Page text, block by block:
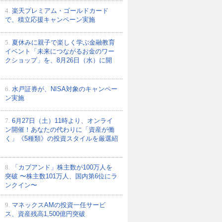
4. 楽天プレミアム・ゴールドカード
で、積立応援キャンペーン実施
5. 夏休みに親子で楽しく学ぶ金融教育
イベント「未来につながるお金のワー
クショップ」を、8月26日（水）に開
6. 水戸証券が、NISA対象のキャンペー
ン実施
7. 6月27日（土）11時より、オンライ
ン開催！あなたの代わりに「資産が働
く」《5種類》の投資スタイルを厳選紹
8.
「カブアンド」株主数が100万人を
突破 〜株主数101万人、国内第6位にラ
ンクイン〜
9. マネックスAMの投資一任サービ
ス、資産残高1,500億円突破